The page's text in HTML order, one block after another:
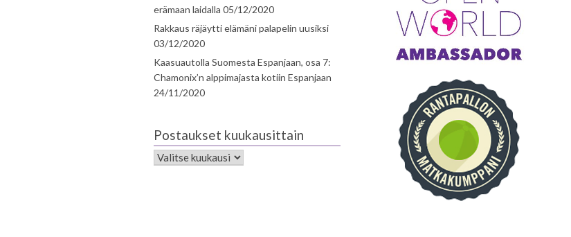
erämaan laidalla 05/12/2020
Rakkaus räjäytti elämäni palapelin uusiksi
03/12/2020
Kaasuautolla Suomesta Espanjaan, osa 7:
Chamonix’n alppimajasta kotiin Espanjaan
24/11/2020
Postaukset kuukausittain